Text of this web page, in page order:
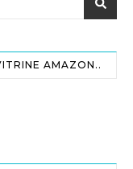
AMAZON..